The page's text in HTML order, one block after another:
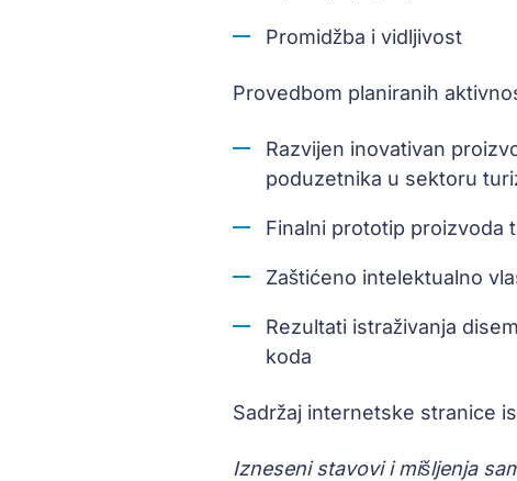
Promidžba i vidljivost
Provedbom planiranih
Razvijen inovativan
poduzetnika u sektoru
Finalni prototip proizvoda
Zaštićeno intelektualno
Rezultati istraživanja
koda
Sadržaj internetske stranice
Izneseni stavovi i mišljenja